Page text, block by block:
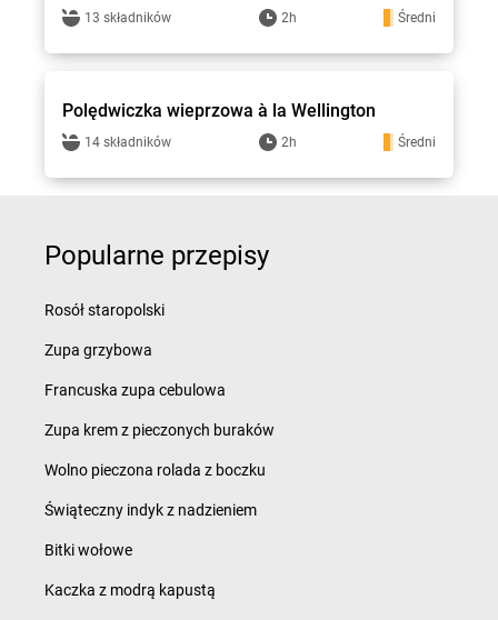
13 składników 2h Średni
Stokrotka - przepisy
Polędwiczka wieprzowa à la Wellington
14 składników 2h Średni
Popularne przepisy
Rosół staropolski
Zupa grzybowa
Francuska zupa cebulowa
Zupa krem z pieczonych buraków
Wolno pieczona rolada z boczku
Świąteczny indyk z nadzieniem
Bitki wołowe
Kaczka z modrą kapustą